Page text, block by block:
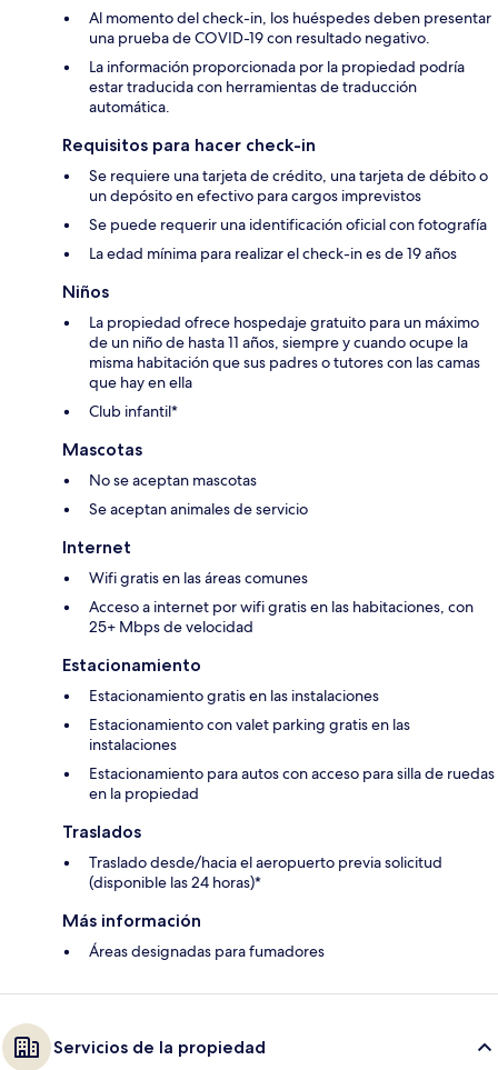
Al momento del check-in, los huéspedes deben presentar
una prueba de COVID-19 con resultado negativo.
La información proporcionada por la propiedad podría
estar traducida con herramientas de traducción
automática.
Requisitos para hacer check-in
Se requiere una tarjeta de crédito, una tarjeta de débito o
un depósito en efectivo para cargos imprevistos
Se puede requerir una identificación oficial con fotografía
La edad mínima para realizar el check-in es de 19 años
Niños
La propiedad ofrece hospedaje gratuito para un máximo
de un niño de hasta 11 años, siempre y cuando ocupe la
misma habitación que sus padres o tutores con las camas
que hay en ella
Club infantil*
Mascotas
No se aceptan mascotas
Se aceptan animales de servicio
Internet
Wifi gratis en las áreas comunes
Acceso a internet por wifi gratis en las habitaciones, con
25+ Mbps de velocidad
Estacionamiento
Estacionamiento gratis en las instalaciones
Estacionamiento con valet parking gratis en las
instalaciones
Estacionamiento para autos con acceso para silla de ruedas
en la propiedad
Traslados
Traslado desde/hacia el aeropuerto previa solicitud
(disponible las 24 horas)*
Más información
Áreas designadas para fumadores
Servicios de la propiedad